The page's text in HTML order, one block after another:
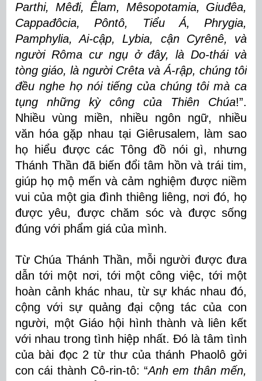
Parthi, Mêđi, Êlam, Mêsopotamia, Giuđêa,
Cappađôcia, Pôntô, Tiểu Á, Phrygia,
Pamphylia, Ai-cập, Lybia, cận Cyrênê, và
người Rôma cư ngụ ở đây, là Do-thái và
tòng giáo, là người Crêta và Á-rập, chúng tôi
đều nghe họ nói tiếng của chúng tôi mà ca
tụng những kỳ công của Thiên Chúa!”.
Nhiều vùng miền, nhiều ngôn ngữ, nhiều
văn hóa gặp nhau tại Giêrusalem, làm sao
họ hiểu được các Tông đồ nói gì, nhưng
Thánh Thần đã biến đổi tâm hồn và trái tim,
giúp họ mộ mến và cảm nghiệm được niềm
vui của một gia đình thiêng liêng, nơi đó, họ
được yêu, được chăm sóc và được sống
đúng với phẩm giá của mình.
Từ Chúa Thánh Thần, mỗi người được đưa
dẫn tới một nơi, tới một công việc, tới một
hoàn cảnh khác nhau, từ sự khác nhau đó,
cộng với sự quảng đại cộng tác của con
người, một Giáo hội hình thành và liên kết
với nhau trong tình hiệp nhất. Đó là tâm tình
của bài đọc 2 từ thư của thánh Phaolô gởi
con cái thành Cô-rin-tô: “Anh em thân mến,